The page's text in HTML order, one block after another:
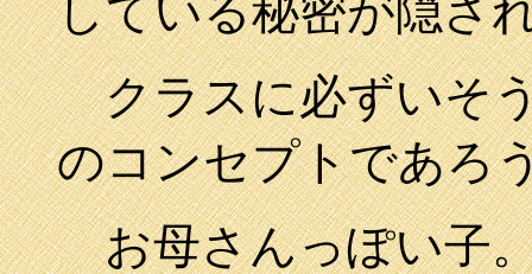
している秘密が隠さ
クラスに必ずいそ
のコンセプトであろ
お母さんっぽい子